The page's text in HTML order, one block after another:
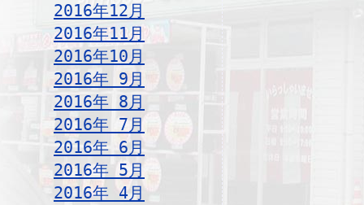
2016年12月
2016年11月
2016年10月
2016年 9月
2016年 8月
2016年 7月
2016年 6月
2016年 5月
2016年 4月